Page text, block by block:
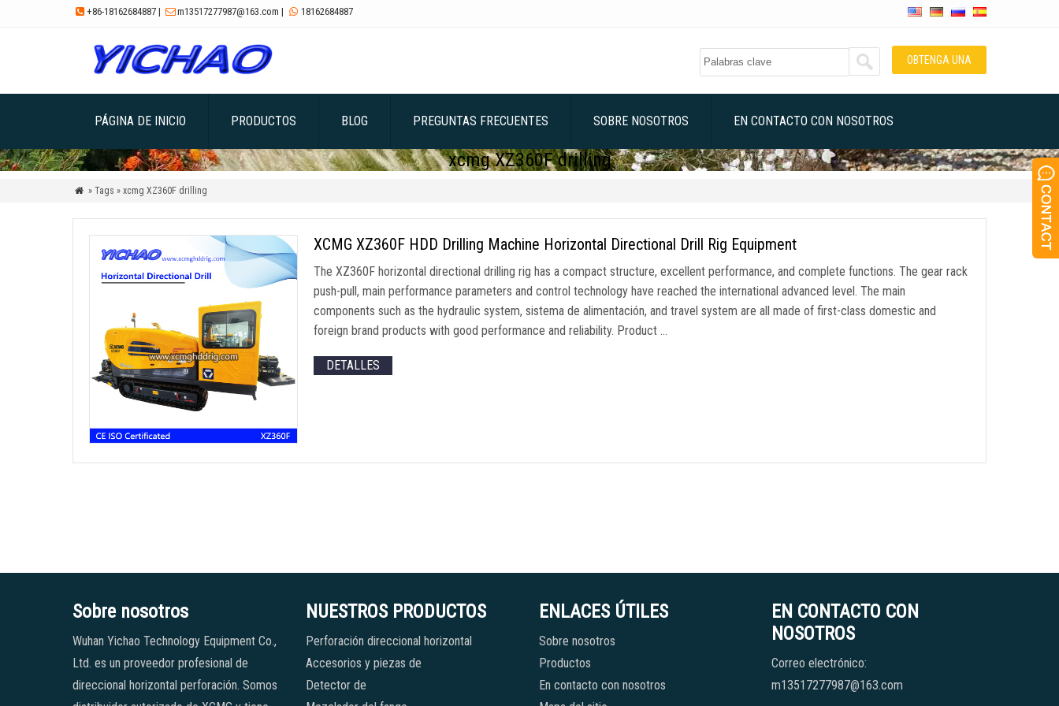
 +86-18162684887 | m13517277987@163.com |  18162684887
OBTENGA UNA
PÁGINA DE INICIO PRODUCTOS BLOG PREGUNTAS FRECUENTES SOBRE NOSOTROS EN CONTACTO CON NOSOTROS
xcmg XZ360F drilling
 » Tags » xcmg XZ360F drilling
XCMG XZ360F HDD Drilling Machine Horizontal Directional Drill Rig Equipment
The XZ360F horizontal directional drilling rig has a compact structure,excellent performance,and complete functions.The gear rack
push-pull,main performance parameters and control technology have reached the international advanced level.The main
components such as the hydraulic system, sistema de alimentación,and travel system are all made of first-class domestic and
foreign brand products with good performance and reliability. Product …
DETALLES
Sobre nosotros
Wuhan Yichao Technology Equipment Co.,
Ltd. es un proveedor profesional de
direccional horizontal perforación. Somos
NUESTROS PRODUCTOS
Perforación direccional horizontal
Accesorios y piezas de
Detector de
ENLACES ÚTILES
Sobre nosotros
Productos
En contacto con nosotros
EN CONTACTO CON
NOSOTROS
Correo electrónico:
m13517277987@163.com